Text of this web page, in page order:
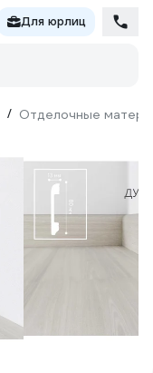
Для юрлиц
/ Отделочные